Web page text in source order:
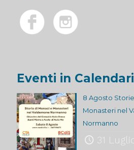
Eventi in
8 Agosto
Monasteri nel
Normanno
31